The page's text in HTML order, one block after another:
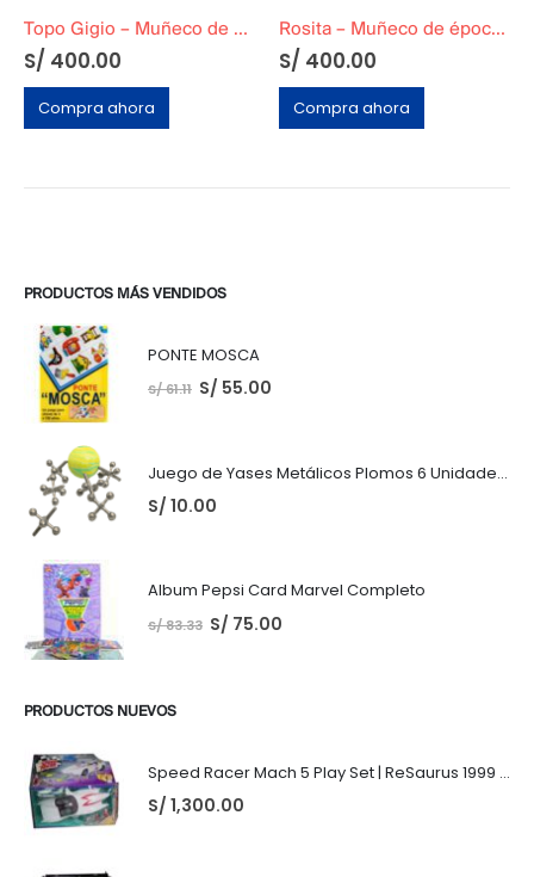
Topo Gigio – Muñeco de época 80s (Coleccionable) Ropa Roja a Rayas
S/ 400.00
Compra ahora
Rosita – Muñeco de época 80s (Coleccionable) Uniforme Escolar
S/ 400.00
Compra ahora
PRODUCTOS MÁS VENDIDOS
PONTE MOSCA
S/61.11 S/ 55.00
Juego de Yases Metálicos Plomos 6 Unidades + Pelota de Goma (En Bolsita Lista para Regalar)
S/ 10.00
Album Pepsi Card Marvel Completo
S/83.33 S/ 75.00
PRODUCTOS NUEVOS
Speed Racer Mach 5 Play Set | ReSaurus 1999 | Meteoro
S/ 1,300.00